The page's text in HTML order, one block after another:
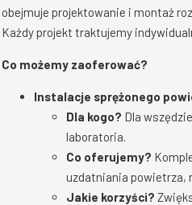
obejmuje projektowanie i montaż
Każdy projekt traktujemy
Co możemy zaoferować?
Instalacje sprężonego
Dla kogo? Dla
laboratoria.
Co oferujemy?
uzdatniania powietrza,
Jakie korzyści?